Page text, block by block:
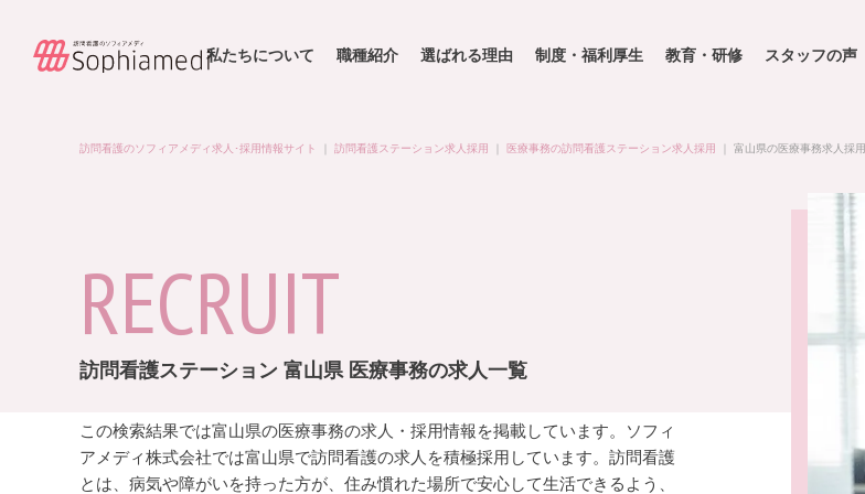
私たちについて 職種紹介 選ばれる理由 制度・福利厚生 教育・研修 スタッフの声
訪問看護のソフィアメディ求人･採用情報サイト 訪問看護ステーション求人採用 医療事務の訪問看護ステーション求人採用 富山県の医療事務求人採用
RECRUIT
訪問看護ステーション 富山県 医療事務の求人一覧
この検索結果では富山県の医療事務の求人・採用情報を掲載しています。ソフィ
アメディ株式会社では富山県で訪問看護の求人を積極採用しています。訪問看護
とは、病気や障がいを持った方が、住み慣れた場所で安心して生活できるよう、